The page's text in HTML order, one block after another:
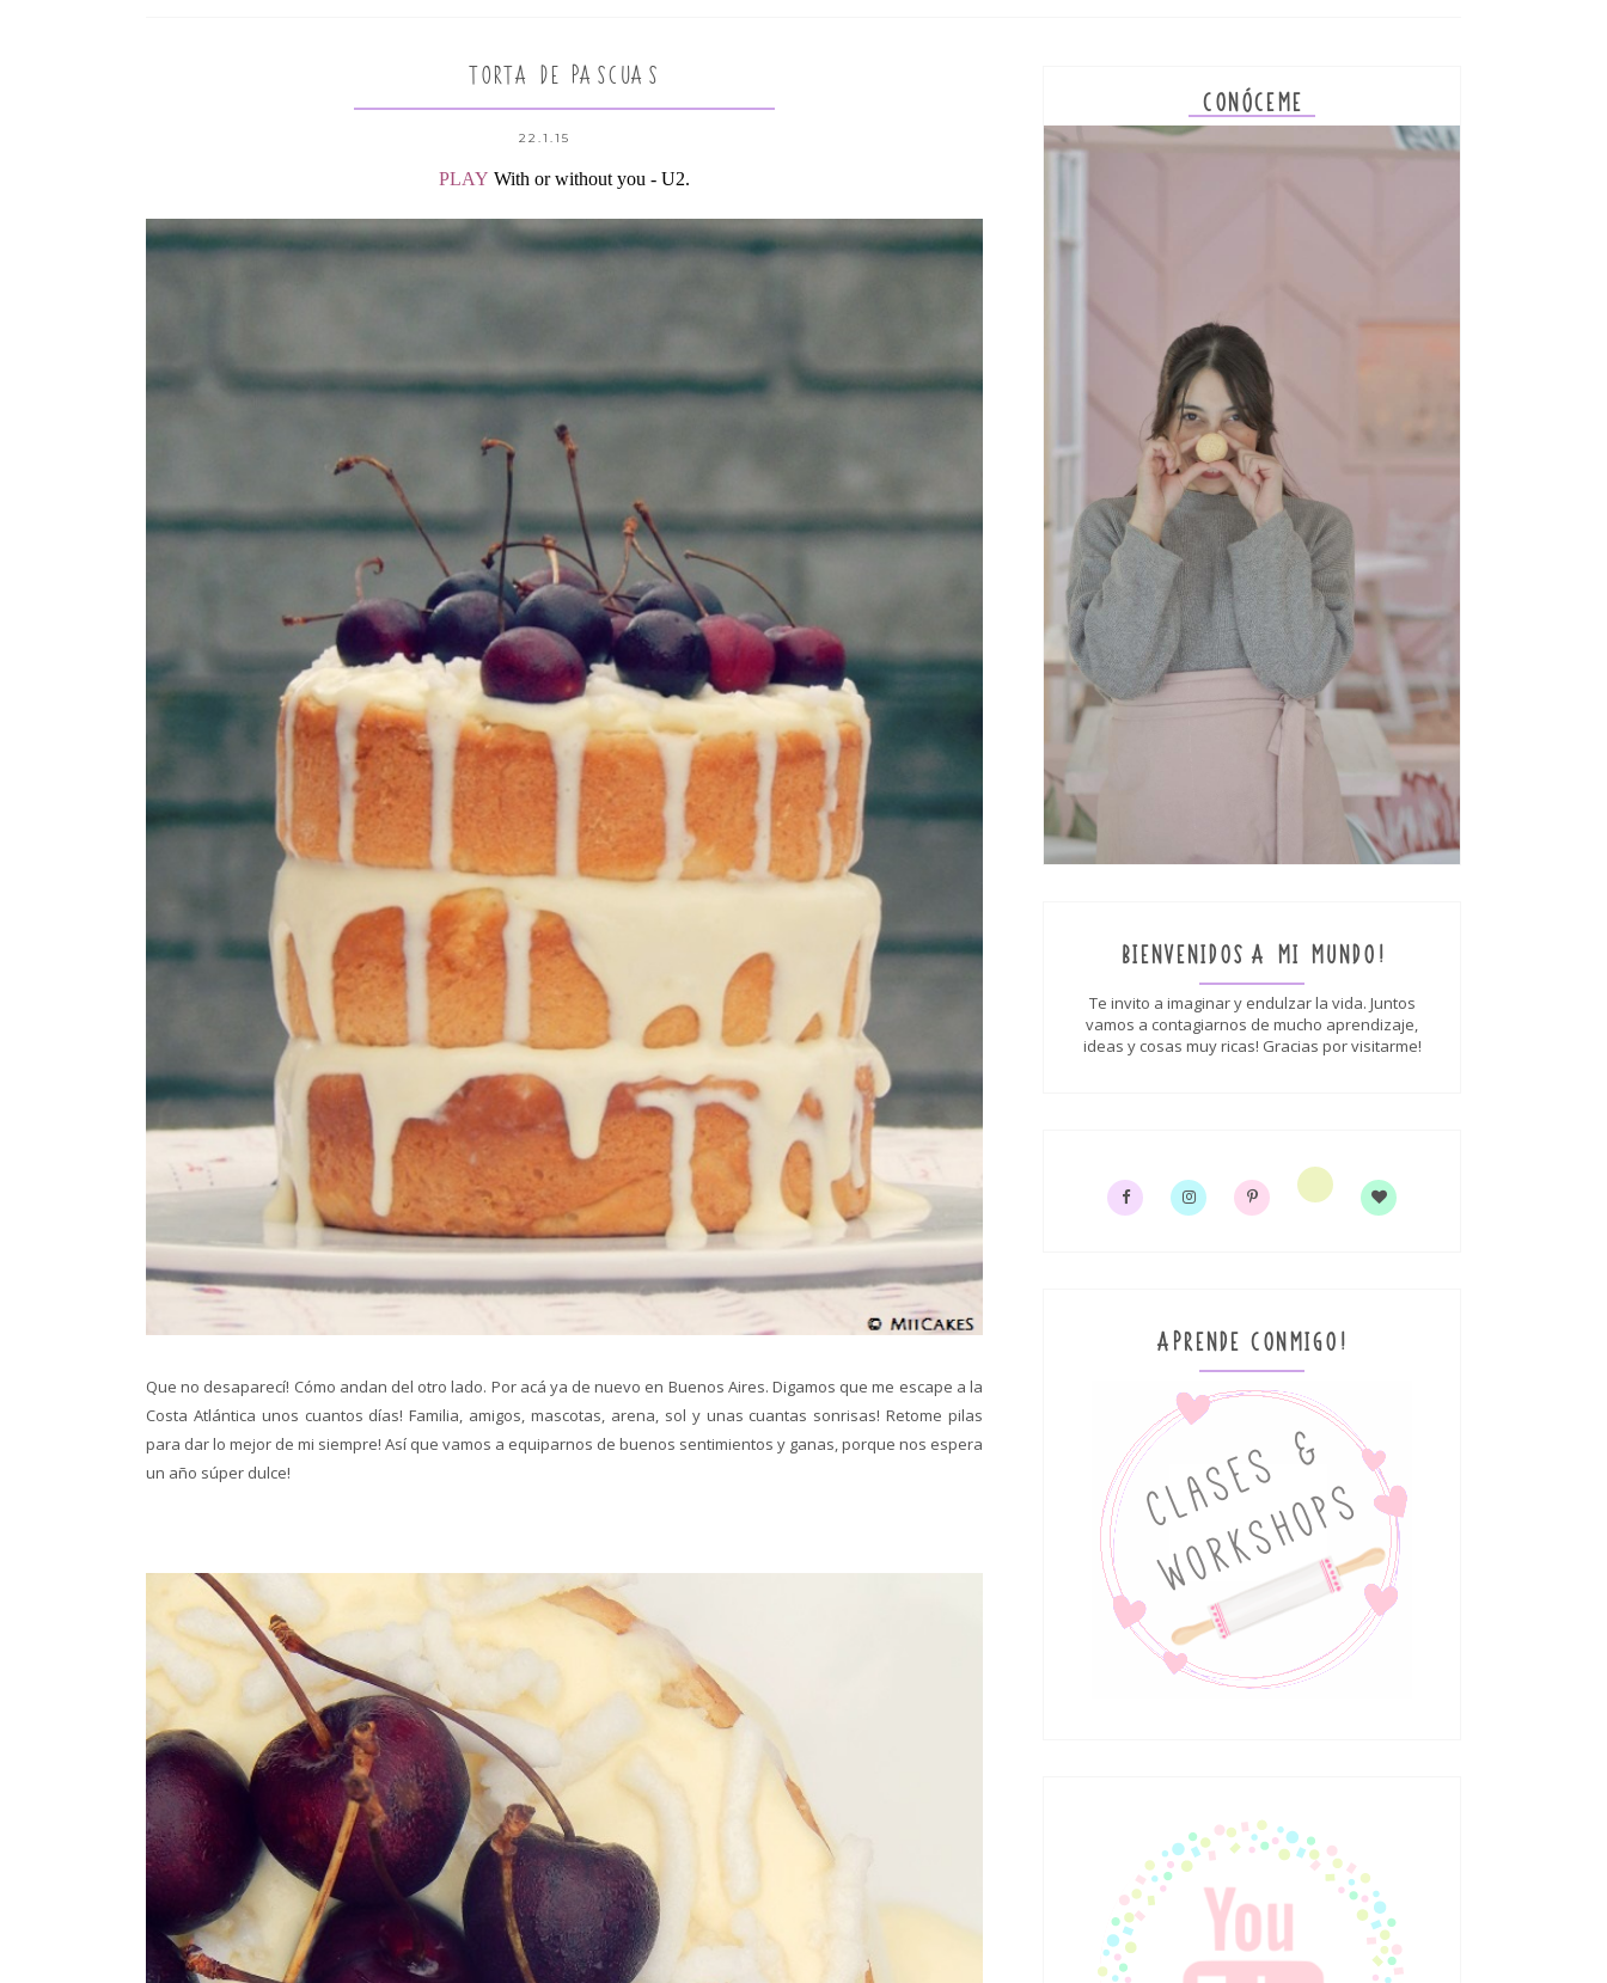
TORTA DE PASCUAS
22.1.15
PLAY With or without you - U2.
Que no desaparecí! Cómo andan del otro lado. Por acá ya de nuevo en Buenos Aires. Digamos que me escape a la
Costa Atlántica unos cuantos días! Familia, amigos, mascotas, arena, sol y unas cuantas sonrisas! Retome pilas
para dar lo mejor de mi siempre! Así que vamos a equiparnos de buenos sentimientos y ganas, porque nos espera
un año súper dulce!
CONÓCEME
BIENVENIDOS A MI MUNDO!
Te invito a imaginar y endulzar la vida. Juntos
vamos a contagiarnos de mucho aprendizaje,
ideas y cosas muy ricas! Gracias por visitarme!
APRENDE CONMIGO!